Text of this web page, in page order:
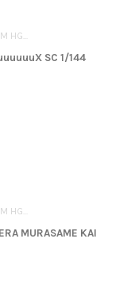
SC 1/144
MURASAME KAI